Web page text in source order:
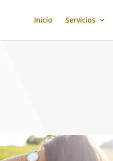
Inicio Servicios